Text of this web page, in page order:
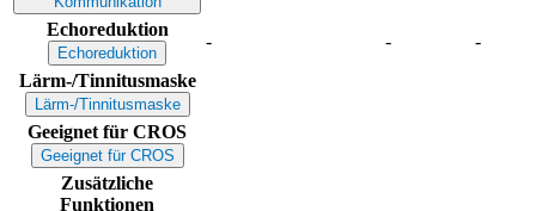
Echoreduktion
Echoreduktion
- -
-
Lärm-/Tinnitusmaske
Lärm-/Tinnitusmaske
Geeignet für CROS
Geeignet für CROS
Zusätzliche
Funktionen